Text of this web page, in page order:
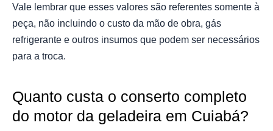
Vale lembrar que esses valores são referentes somente à
peça, não incluindo o custo da mão de obra, gás
refrigerante e outros insumos que podem ser necessários
para a troca.
Quanto custa o conserto completo
do motor da geladeira em Cuiabá?